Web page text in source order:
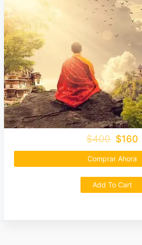
$400 $160
Comprar Ahora
Add To Cart